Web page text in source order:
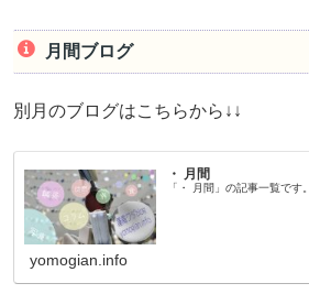
月間ブログ
別月のブログはこちらから↓↓
・ 月間
「・ 月間」の記事一覧です。
yomogian.info